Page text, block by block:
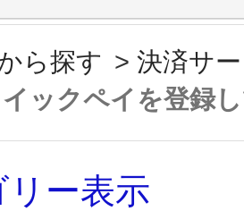
ら探す > 決済サ
ックペイを登録
リー表示